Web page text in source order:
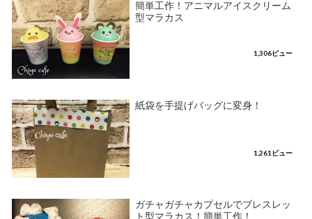
簡単工作！アニマルアイスクリーム
型マラカス
1,306ビュー
紙袋を手提げバッグに変身！
1,261ビュー
ガチャガチャカプセルでブレスレッ
ト型マラカス！簡単工作！